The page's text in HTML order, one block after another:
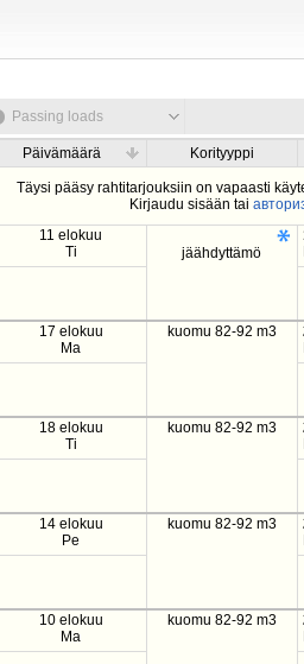
Passing loads
Päivämäärä Korityyppi
Täysi pääsy rahtitarjouksiin on vapaasti
Kirjaudu sisään tai
11 elokuu
Ti
jäähdyttämö
17 elokuu
Ma
kuomu 82-92 m3
18 elokuu
Ti
kuomu 82-92 m3
14 elokuu
Pe
kuomu 82-92 m3
10 elokuu
Ma
kuomu 82-92 m3